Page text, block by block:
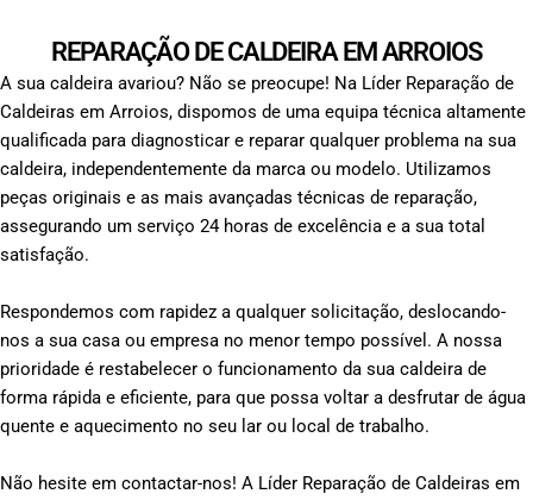
REPARAÇÃO DE CALDEIRA EM ARROIOS
A sua caldeira avariou? Não se preocupe! Na Líder Reparação de
Caldeiras em Arroios, dispomos de uma equipa técnica altamente
qualificada para diagnosticar e reparar qualquer problema na sua
caldeira, independentemente da marca ou modelo. Utilizamos
peças originais e as mais avançadas técnicas de reparação,
assegurando um serviço 24 horas de excelência e a sua total
satisfação.
Respondemos com rapidez a qualquer solicitação, deslocando-
nos a sua casa ou empresa no menor tempo possível. A nossa
prioridade é restabelecer o funcionamento da sua caldeira de
forma rápida e eficiente, para que possa voltar a desfrutar de água
quente e aquecimento no seu lar ou local de trabalho.
Não hesite em contactar-nos! A Líder Reparação de Caldeiras em